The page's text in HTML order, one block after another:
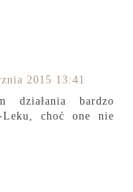
2015 13:41
działania bardzo
choć one nie